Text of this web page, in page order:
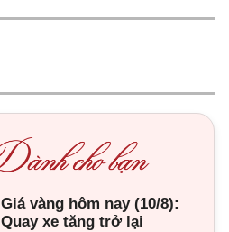
Giá vàng hôm nay (10/8):
Quay xe tăng trở lại